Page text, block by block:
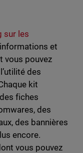
sur les
et
vous pouvez
des
kit
fiches
des
des bannières
encore.
vous pouvez